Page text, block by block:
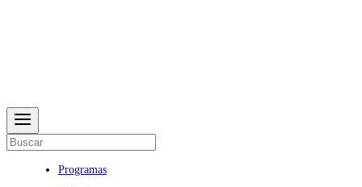
Programas